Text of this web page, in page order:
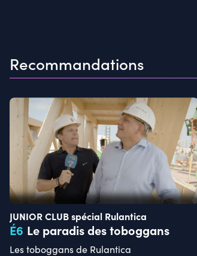
Recommandations
JUNIOR CLUB spécial Rulantica
É6 Le paradis des toboggans
Les toboggans de Rulantica